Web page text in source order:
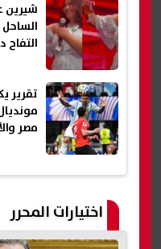
شيرين
التفاح
تقرير
مصر
اختيارات المحرر